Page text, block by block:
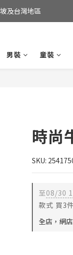
澳地區免運費;
及台灣地區
男裝 童裝
時尚
SKU:
至08/30
款式 買3
全店，網